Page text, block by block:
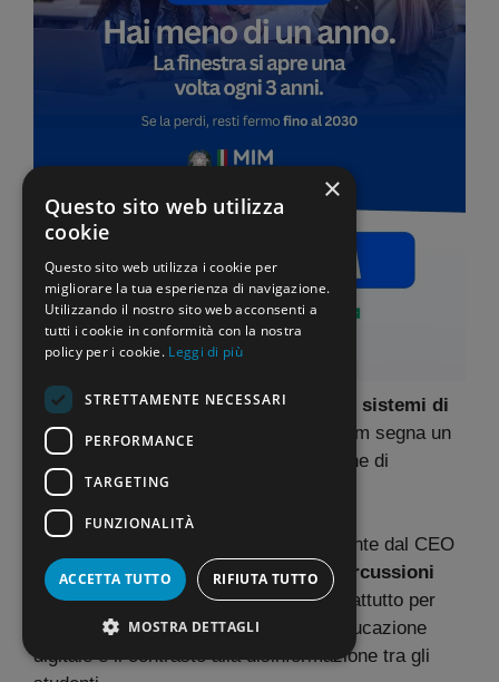
La decisione di Meta diabbandonare i sistemi di
fact-checking su Facebook e Instagram segna un
cambiamento significativo nelle politiche di
moderazione dei contenuti.
Questo sviluppo, annunciato direttamente dal CEO
Mark Zuckerberg, potrebbe avere ripercussioni
anche sul panorama educativo, soprattutto per
quanto riguarda l’insegnamento dell’educazione
digitale e il contrasto alla disinformazione tra gli
×
Questo sito web utilizza
cookie
Questo sito web utilizza i cookie per
migliorare la tua esperienza di navigazione.
Utilizzando il nostro sito web acconsenti a
tutti i cookie in conformità con la nostra
policy per i cookie. Leggi di più
STRETTAMENTE NECESSARI
PERFORMANCE
TARGETING
FUNZIONALITÀ
ACCETTA TUTTO RIFIUTA TUTTO
MOSTRA DETTAGLI